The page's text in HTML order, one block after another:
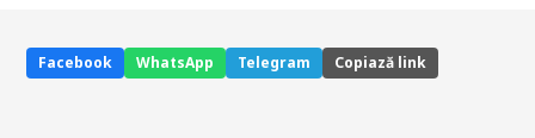
Facebook WhatsApp Telegram Copiază link